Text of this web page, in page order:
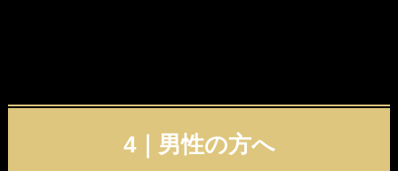
4｜男性の方へ